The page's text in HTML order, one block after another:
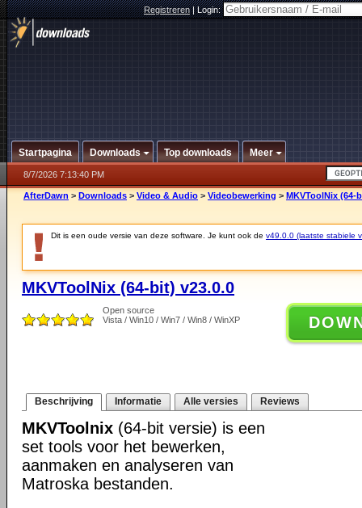
Registreren|Login:
Startpagina Downloads Top downloads Meer
8/7/2026 7:13:40 PM
AfterDawn > Downloads > Video & Audio > Videobewerking > MKVToolNix (64-
Dit is een oude versie van deze software. Je kunt ook de v49.0.0 (laatste stabiele
MKVToolNix (64-bit) v23.0.0
Open source
Vista / Win10 / Win7 / Win8 / WinXP
Beschrijving Informatie Alle versies Reviews
MKVToolnix (64-bit versie) is een
set tools voor het bewerken,
aanmaken en analyseren van
Matroska bestanden.